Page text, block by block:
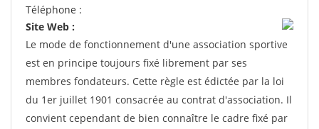
Téléphone :
Site Web :
Le mode de fonctionnement d'une association sportive
est en principe toujours fixé librement par ses
membres fondateurs. Cette règle est édictée par la loi
du 1er juillet 1901 consacrée au contrat d'association. Il
convient cependant de bien connaître le cadre fixé par